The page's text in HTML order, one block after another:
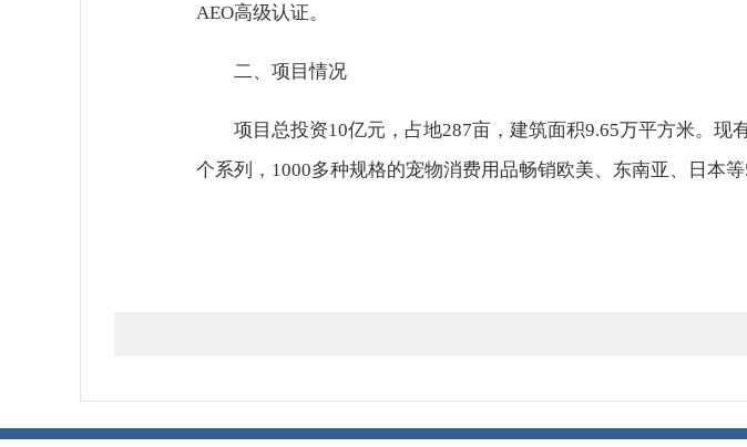
AEO高级认证。
二、项目情况
项目总投资10亿元，占地287亩，建筑面积9.65万平方米。
个系列，1000多种规格的宠物消费用品畅销欧美、东南亚、日本